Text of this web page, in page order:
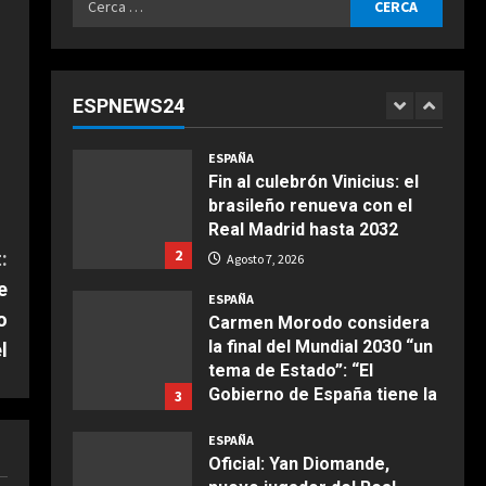
ESPNEWS24
Agosto 7, 2026
1
Agosto 7, 2026
2
ESPAÑA
Fin al culebrón Vinicius: el
brasileño renueva con el
Real Madrid hasta 2032
Agosto 7, 2026
3
ESPAÑA
Carmen Morodo considera
la final del Mundial 2030 “un
tema de Estado”: “El
Gobierno de España tiene la
Agosto 7, 2026
ESPAÑA
Oficial: Yan Diomande,
COCINA
Ensalada de espinacas
deliciosa
Maggio 28, 2026
COCINA
Boquerones fritos en
freidora de aire
Aprile 24, 2026
Buñuelos de alcachofas